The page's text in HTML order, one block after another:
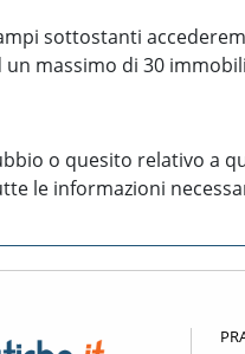
sottostanti
un massimo di 30
o quesito relativo a
le informazioni